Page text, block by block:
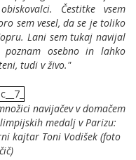
Čestitke vsem
sem vesel, da se je toliko
Lani sem tukaj navijal
osebno in lahko
tudi v živo."
navijačev v domačem
medalj v Parizu:
kajtar Toni Vodišek (foto